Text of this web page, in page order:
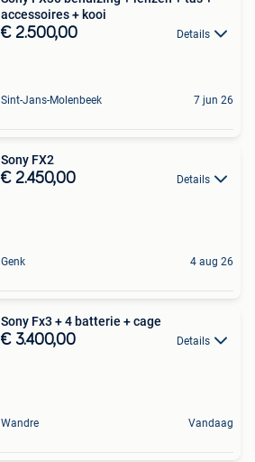
accessoires + kooi
€ 2.500,00 Details
Sint-Jans-Molenbeek 7 jun 26
Sony FX2
€ 2.450,00 Details
Genk 4 aug 26
Sony Fx3 + 4 batterie + cage
€ 3.400,00 Details
Wandre Vandaag